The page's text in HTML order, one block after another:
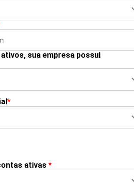
sua empresa possui
*
ativas *